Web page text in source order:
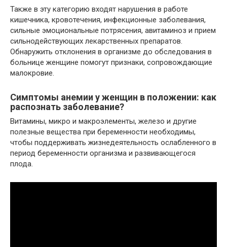
Также в эту категорию входят нарушения в работе
кишечника, кровотечения, инфекционные заболевания,
сильные эмоциональные потрясения, авитаминоз и прием
сильнодействующих лекарственных препаратов.
Обнаружить отклонения в организме до обследования в
больнице женщине помогут признаки, сопровождающие
малокровие.
Симптомы анемии у женщин в положении: как
распознать заболевание?
Витамины, микро и макроэлементы, железо и другие
полезные вещества при беременности необходимы,
чтобы поддерживать жизнедеятельность ослабленного в
период беременности организма и развивающегося
плода.